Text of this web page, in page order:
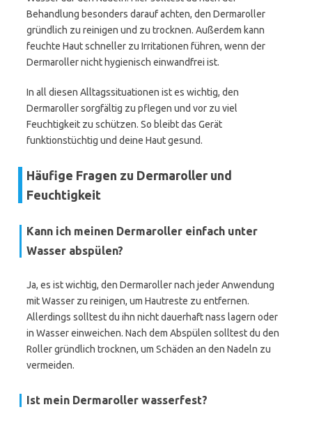
Behandlung besonders darauf achten, den Dermaroller
gründlich zu reinigen und zu trocknen. Außerdem kann
feuchte Haut schneller zu Irritationen führen, wenn der
Dermaroller nicht hygienisch einwandfrei ist.
In all diesen Alltagssituationen ist es wichtig, den
Dermaroller sorgfältig zu pflegen und vor zu viel
Feuchtigkeit zu schützen. So bleibt das Gerät
funktionstüchtig und deine Haut gesund.
Häufige Fragen zu Dermaroller und
Feuchtigkeit
Kann ich meinen Dermaroller einfach unter
Wasser abspülen?
Ja, es ist wichtig, den Dermaroller nach jeder Anwendung
mit Wasser zu reinigen, um Hautreste zu entfernen.
Allerdings solltest du ihn nicht dauerhaft nass lagern oder
in Wasser einweichen. Nach dem Abspülen solltest du den
Roller gründlich trocknen, um Schäden an den Nadeln zu
vermeiden.
Ist mein Dermaroller wasserfest?